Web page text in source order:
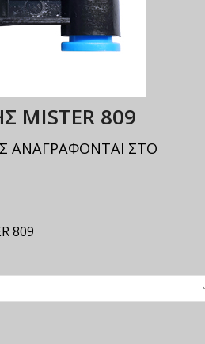
809
ΑΝΑΓΡΑΦΟΝΤΑΙ ΣΤΟ
809